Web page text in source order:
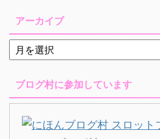
アーカイブ
ブログ村に参加しています